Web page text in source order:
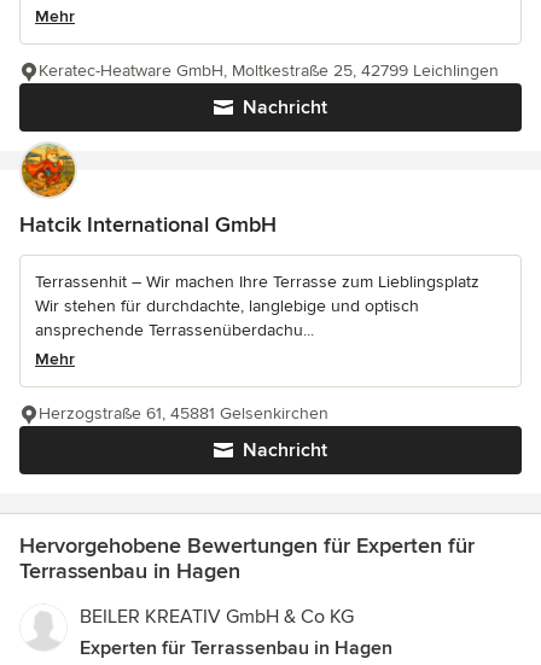
Mehr
Nachricht
Keratec-Heatware GmbH, Moltkestraße 25, 42799 Leichlingen
Hatcik International GmbH
Terrassenhit – Wir machen Ihre Terrasse zum Lieblingsplatz
Wir stehen für durchdachte, langlebige und optisch
ansprechende Terrassenüberdachu...
Mehr
Nachricht
Herzogstraße 61, 45881 Gelsenkirchen
Hervorgehobene Bewertungen für Experten für
Terrassenbau in Hagen
BEILER KREATIV GmbH & Co KG
Experten für Terrassenbau in Hagen